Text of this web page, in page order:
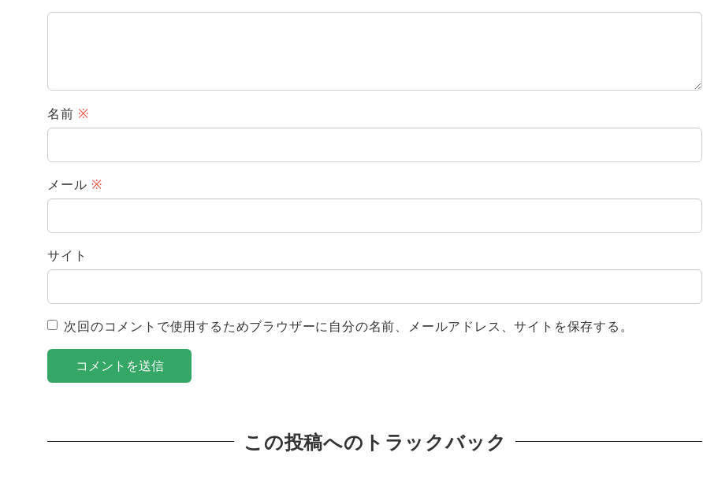
名前 ※
メール ※
サイト
次回のコメントで使用するためブラウザーに自分の名前、メールアドレス、サイトを保存する。
この投稿へのトラックバック